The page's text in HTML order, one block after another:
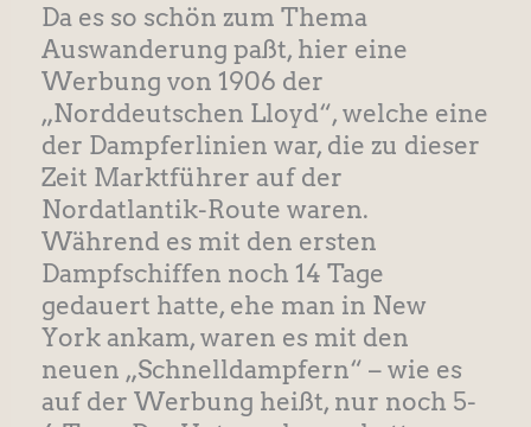
Da es so schön zum Thema
Auswanderung paßt, hier eine
Werbung von 1906 der
„Norddeutschen Lloyd“, welche eine
der Dampferlinien war, die zu dieser
Zeit Marktführer auf der
Nordatlantik-Route waren.
Während es mit den ersten
Dampfschiffen noch 14 Tage
gedauert hatte, ehe man in New
York ankam, waren es mit den
neuen „Schnelldampfern“ – wie es
auf der Werbung heißt, nur noch 5-